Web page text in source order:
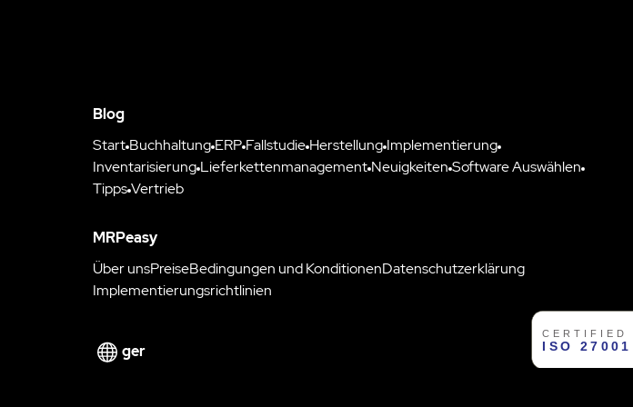
Blog
Start Buchhaltung ERP Fallstudie Herstellung Implementierung
Inventarisierung Lieferkettenmanagement Neuigkeiten Software Auswählen
TippsVertrieb
MRPeasy
Über unsPreiseBedingungen und KonditionenDatenschutzerklärung
Implementierungsrichtlinien
ger